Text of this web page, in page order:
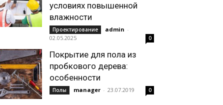
условиях повышенной
влажности
Проектирование admin -
02.05.2025
0
Покрытие для пола из
пробкового дерева:
особенности
Полы manager - 23.07.2019 0